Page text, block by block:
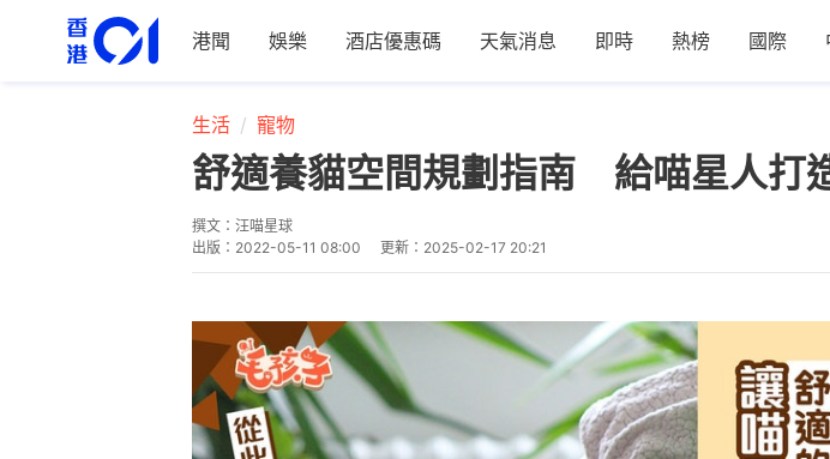
港聞 娛樂 酒店優惠碼 天氣消息 即時 熱榜 國際
生活 寵物
舒適養貓空間規劃指南 給喵星人打
撰文： 汪喵星球
出版： 2022-05-11 08:00 更新： 2025-02-17 20:21